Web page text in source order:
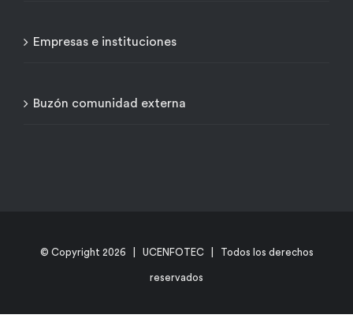
Empresas e instituciones
Buzón comunidad externa
© Copyright 2026 | UCENFOTEC | Todos los derechos
reservados